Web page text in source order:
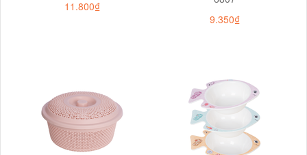
11.800₫
9.350₫